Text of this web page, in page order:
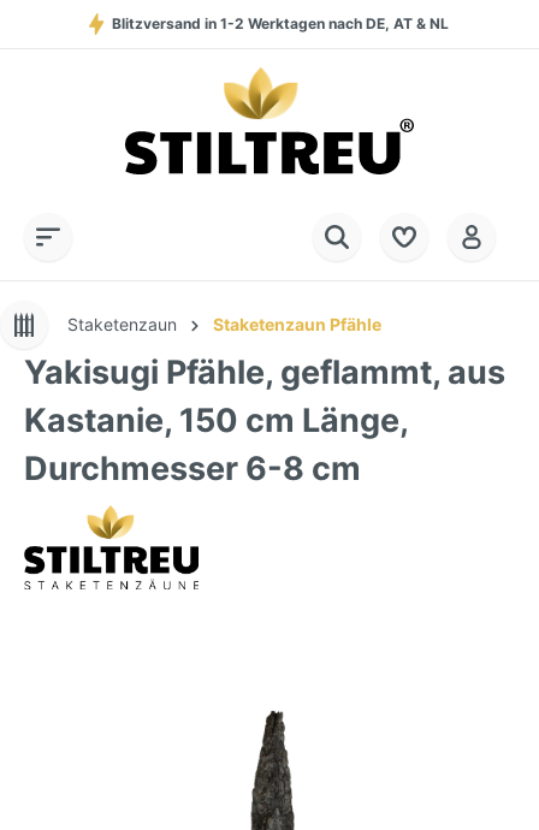
Blitzversand in 1-2 Werktagen nach DE, AT & NL
+49 (0) 28 32 - 408 990 0
Dauerhaft hohe Warenverfügbarkeit
SSL-verschlüsselt online einkaufen
Staketenzaun Staketenzaun Pfähle
Yakisugi Pfähle, geflammt, aus
Kastanie, 150 cm Länge,
Durchmesser 6-8 cm